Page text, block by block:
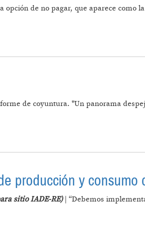
opción de no pagar, que aparece como
de coyuntura. "Un panorama
producción y consumo
sitio IADE-RE)| “Debemos